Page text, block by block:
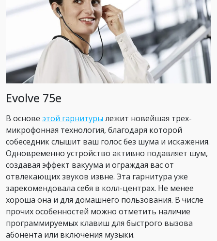
Evolve 75e
В основе этой гарнитуры лежит новейшая трех-
микрофонная технология, благодаря которой
собеседник слышит ваш голос без шума и искажения.
Одновременно устройство активно подавляет шум,
создавая эффект вакуума и ограждая вас от
отвлекающих звуков извне. Эта гарнитура уже
зарекомендовала себя в колл-центрах. Не менее
хороша она и для домашнего пользования. В числе
прочих особенностей можно отметить наличие
программируемых клавиш для быстрого вызова
абонента или включения музыки.